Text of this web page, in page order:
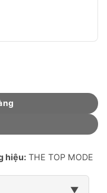
Purple) số lượng
hiệu: THE TOP MODE